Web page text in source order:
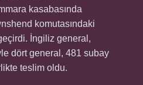
kasabasında
komutasındaki
İngiliz general,
dört general, 481 subay
teslim oldu.